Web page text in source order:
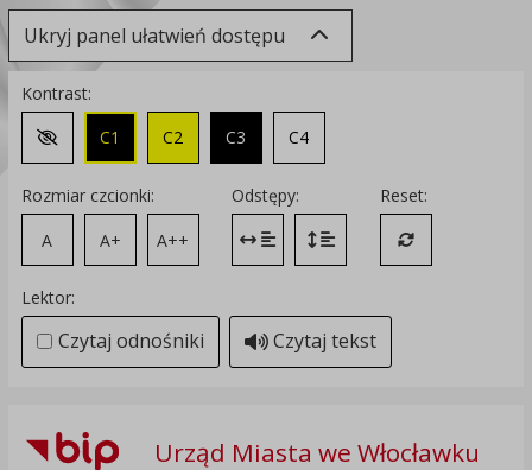
Ukryj panel ułatwień dostępu
Kontrast:
Zmień kontrast na domyślny
C1 C2 C3 C4
Rozmiar czcionki:
A
A+ A++
Odstępy:
Zmień odstęp między literami
Zmień interlinię i margines
Reset:
Przywróć
Lektor:
Czytaj odnośniki Czytaj tekst
Urząd Miasta we Włocławku